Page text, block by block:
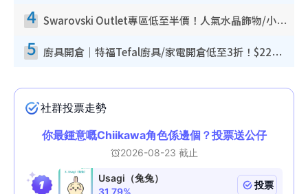
4 Swarovski Outlet專區低至半價！人氣水晶飾物/小擺設$138起！迪士尼款/水晶高跟鞋都有平
5 廚具開倉｜特福Tefal廚具/家電開倉低至3折！$220起買平底鍋/炒鑊/湯煲！電飯煲/吸塵機/燙斗$418起